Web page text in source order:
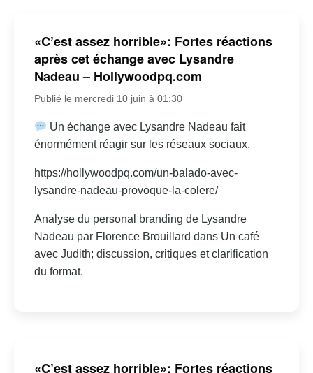
«C’est assez horrible»: Fortes réactions
après cet échange avec Lysandre
Nadeau – Hollywoodpq.com
Publié le mercredi 10 juin à 01:30
Un échange avec Lysandre Nadeau fait
énormément réagir sur les réseaux sociaux.
https://hollywoodpq.com/un-balado-avec-
lysandre-nadeau-provoque-la-colere/
Analyse du personal branding de Lysandre
Nadeau par Florence Brouillard dans Un café
avec Judith; discussion, critiques et clarification
du format.
«C’est assez horrible»: Fortes réactions